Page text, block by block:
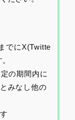
でにX(Twitte
の期間内に
みなし他の